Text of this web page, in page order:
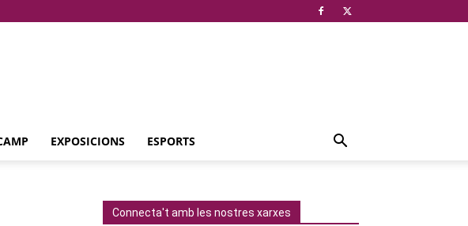
EXPOSICIONS ESPORTS
Connecta't amb les nostres xarxes